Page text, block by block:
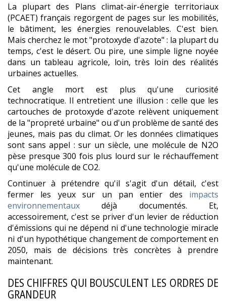
La plupart des Plans climat-air-énergie territoriaux
(PCAET) français regorgent de pages sur les mobilités,
le bâtiment, les énergies renouvelables. C'est bien.
Mais cherchez le mot "protoxyde d'azote" : la plupart du
temps, c'est le désert. Ou pire, une simple ligne noyée
dans un tableau agricole, loin, très loin des réalités
urbaines actuelles.
Cet angle mort est plus qu'une curiosité
technocratique. Il entretient une illusion : celle que les
cartouches de protoxyde d'azote relèvent uniquement
de la "propreté urbaine" ou d'un problème de santé des
jeunes, mais pas du climat. Or les données climatiques
sont sans appel : sur un siècle, une molécule de N2O
pèse presque 300 fois plus lourd sur le réchauffement
qu'une molécule de CO2.
Continuer à prétendre qu'il s'agit d'un détail, c'est
fermer les yeux sur un pan entier des impacts
environnementaux déjà documentés. Et,
accessoirement, c'est se priver d'un levier de réduction
d'émissions qui ne dépend ni d'une technologie miracle
ni d'un hypothétique changement de comportement en
2050, mais de décisions très concrètes à prendre
maintenant.
DES CHIFFRES QUI BOUSCULENT LES ORDRES DE
GRANDEUR